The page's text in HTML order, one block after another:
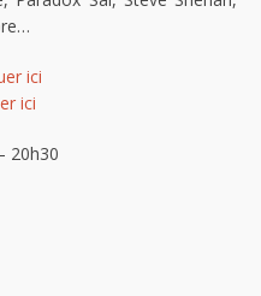
ici
ici
20h30